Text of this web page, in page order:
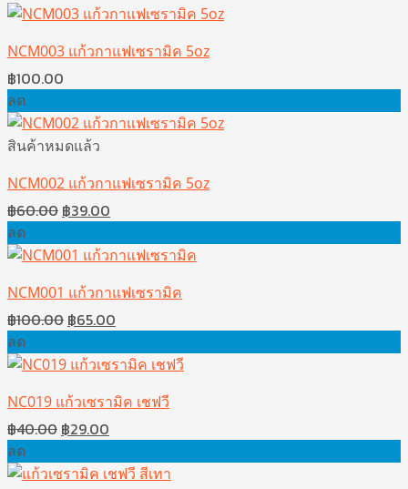
NCM003 แก้วกาแฟเซรามิค 5oz
฿100.00
ลด
สินค้าหมดแล้ว
NCM002 แก้วกาแฟเซรามิค 5oz
฿60.00 Original
was:
฿39.00
is:
ลด
NCM001 แก้วกาแฟเซรามิค
฿100.00 Original
was:
฿65.00
is:
ลด
NC019 แก้วเซรามิค เชฟวี
฿40.00 Original
was:
฿29.00
is:
ลด